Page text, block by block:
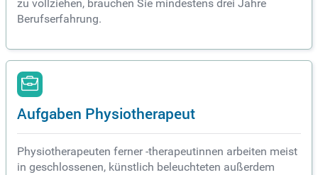
zu vollziehen, brauchen Sie mindestens drei Jahre
Berufserfahrung.
Aufgaben Physiotherapeut
Physiotherapeuten ferner -therapeutinnen arbeiten meist
in geschlossenen, künstlich beleuchteten außerdem